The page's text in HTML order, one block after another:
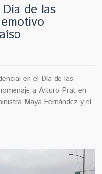
de las
en el Día de las
a Arturo Prat en
Maya Fernández y el